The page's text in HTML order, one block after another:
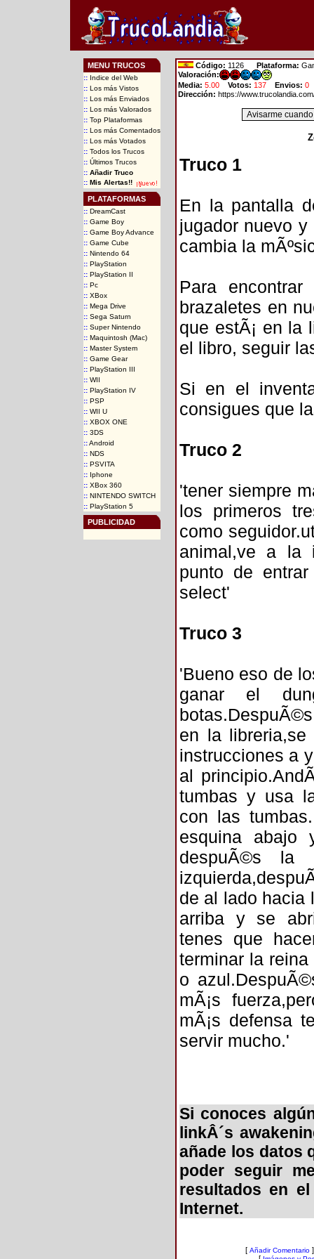
MENU TRUCOS
::Indice del Web
::Los más Vistos
::Los más Enviados
::Los más Valorados
::Top Plataformas
::Los más Comentados
::Los más Votados
::Todos los Trucos
::Últimos Trucos
:: Añadir Truco
:: Mis Alertas!!
PLATAFORMAS
::DreamCast
::Game Boy
::Game Boy Advance
::Game Cube
::Nintendo 64
::PlayStation
::PlayStation II
::Pc
::XBox
::Mega Drive
::Sega Saturn
::Super Nintendo
::Maquintosh (Mac)
::Master System
::Game Gear
::PlayStation III
::WII
::PlayStation IV
::PSP
::WII U
::XBOX ONE
::3DS
::Android
::NDS
::PSVITA
::Iphone
::XBox 360
::NINTENDO SWITCH
::PlayStation 5
PUBLICIDAD
Código: 1126 Plataforma:
Valoración:
Media: 5.00 Votos: 137 Envios: 0
Dirección: https://
Truco 1
En la pantalla
jugador nuevo
cambia la
Para
brazaletes en
que estÃ¡ en la
el libro, seguir
Si en el
consigues que
Truco 2
'tener siempre
los primeros
como
animal,ve a la
punto de
select'
Truco 3
'Bueno eso de
ganar el
en la
instrucciones a
al
tumbas y usa
con las
esquina abajo
despuÃ©s
de al lado hacia
arriba y se
tenes que
terminar la
o
mÃ¡s
mÃ¡s defensa
servir mucho.'
Si conoces
linkÂ´s
añade los datos
poder seguir
resultados en
Internet.
[ Añadir Comentario